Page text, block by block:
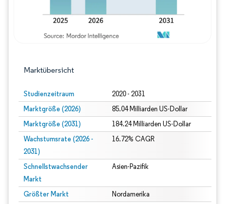
Marktübersicht
Studienzeitraum 2020 - 2031
Marktgröße (2026) 85.04 Milliarden US-Dollar
Marktgröße (2031) 184.24 Milliarden US-Dollar
Wachstumsrate (2026 -
2031)
16.72% CAGR
Schnellstwachsender
Markt
Asien-Pazifik
Größter Markt Nordamerika